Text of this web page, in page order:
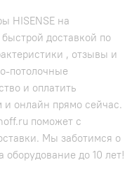
HISENSE на
доставкой по
, отзывы и
потолочные
и оплатить
онлайн прямо сейчас.
поможет с
Мы заботимся о
до 10 лет!